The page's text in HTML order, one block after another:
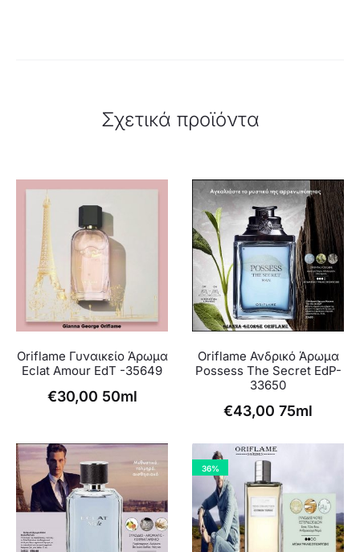
Σχετικά προϊόντα
Oriflame Γυναικείο Άρωμα
Eclat Amour EdT -35649
€30,00 50ml
Oriflame Ανδρικό Άρωμα
Possess The Secret EdP-
33650
€43,00 75ml
36%